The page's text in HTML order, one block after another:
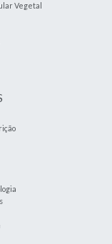
Vegetal